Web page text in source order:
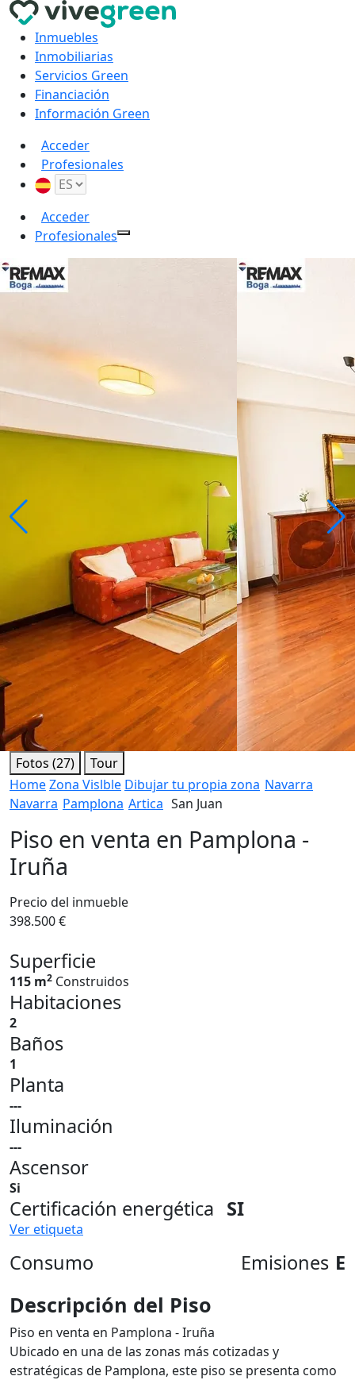
Inmuebles
Inmobiliarias
Servicios Green
Financiación
Información Green
Acceder
Profesionales
Acceder
Profesionales
Fotos (27)
Tour
HomeZona Vislble Dibujar tu propia zona Navarra
Navarra Pamplona Artica San Juan
Piso en venta en Pamplona -
Iruña
Precio del inmueble
398.500 €
Superficie
115 m2 Construidos
Habitaciones
2
Baños
1
Planta
---
Iluminación
---
Ascensor
Si
Certificación energética SI
Ver etiqueta
Consumo Emisiones E
Descripción del Piso
Piso en venta en Pamplona - Iruña
Ubicado en una de las zonas más cotizadas y
estratégicas de Pamplona, este piso se presenta como